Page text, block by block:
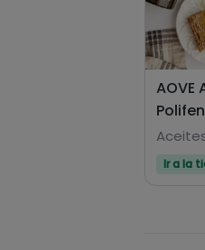
AOVE
Ir a la